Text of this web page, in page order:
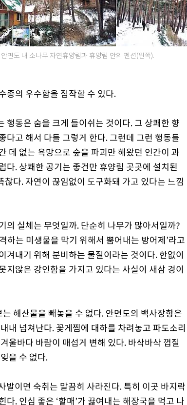
안면도 내 소나무 자연휴양림과 휴양림 안의 펜션(왼쪽).
종의 우수함을 짐작할 수 있다.
행동은 숨을 크게 들이쉬는 것이다. 그 상쾌한 향
다고 해서 다들 그렇게 한다. 그런데 그런 행동들
데 없는 욕망으로 숲을 파괴만 해왔던 인간이 과
다. 상쾌한 공기는 좋건만 휴양림 곳곳에 설치된
다. 자연이 끊임없이 도구화돼 가고 있다는 느낌
의 실체는 무엇일까. 단순히 나무가 많아서일까?
하는 미생물을 막기 위해서 뿜어내는 방어제’라고
내기 위해 분비하는 물질이라는 것이다. 한없이
않은 강인함을 가지고 있다는 사실이 새삼 경이
해산물을 빼놓을 수 없다. 안면도의 백사장항은
내 넘쳐난다. 꽃게찜에 대하를 차려놓고 파도소리
울바다 바람이 매섭게 변해 있다. 바삭바삭 껍질
을 수 없다.
발이면 숙취는 말끔히 사라진다. 특히 이곳 바지락
. 인심 좋은 ‘할매’가 끓여내는 해장국을 먹고 나